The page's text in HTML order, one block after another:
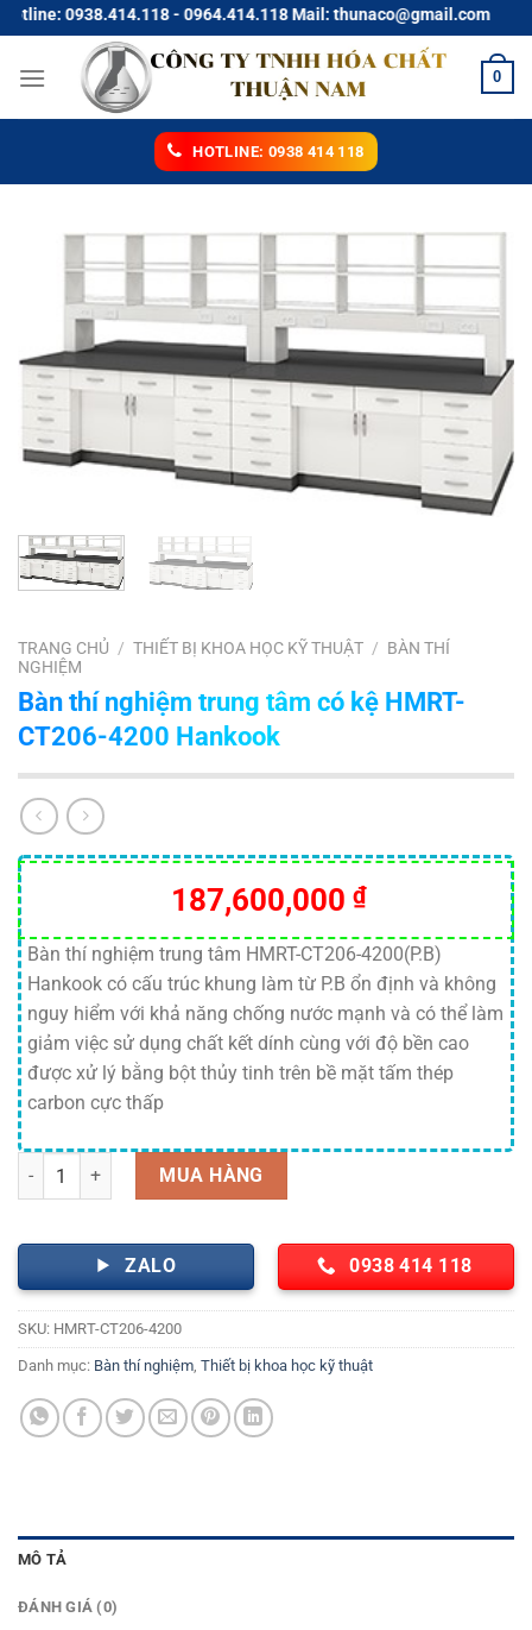
Chuyển
đến
nội
0938.414.118 - 0964.414.118 Mail: thunaco@gmail.com
0
HOTLINE: 0938 414 118
TRANG CHỦ / THIẾT BỊ KHOA HỌC KỸ THUẬT / BÀN THÍ
NGHIỆM
Bàn thí nghiệm trung tâm có kệ HMRT-
CT206-4200 Hankook
187,600,000 ₫
Bàn thí nghiệm trung tâm HMRT-CT206-4200(P.B)
Hankook có cấu trúc khung làm từ P.B ổn định và không
nguy hiểm với khả năng chống nước mạnh và có thể làm
giảm việc sử dụng chất kết dính cùng với độ bền cao
được xử lý bằng bột thủy tinh trên bề mặt tấm thép
carbon cực thấp
Bàn thí nghiệm trung tâm có kệ HMRT-CT206-4200 Hankook số
MUA HÀNG
ZALO 0938 414 118
SKU: HMRT-CT206-4200
Danh mục: Bàn thí nghiệm Thiết bị khoa học kỹ thuật
MÔ TẢ
ĐÁNH GIÁ (0)